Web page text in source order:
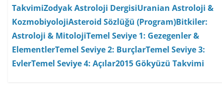
TakvimiZodyak Astroloji DergisiUranian Astroloji &
KozmobiyolojiAsteroid Sözlüğü (Program)Bitkiler:
Astroloji & MitolojiTemel Seviye 1: Gezegenler &
ElementlerTemel Seviye 2: BurçlarTemel Seviye 3:
EvlerTemel Seviye 4: Açılar2015 Gökyüzü Takvimi